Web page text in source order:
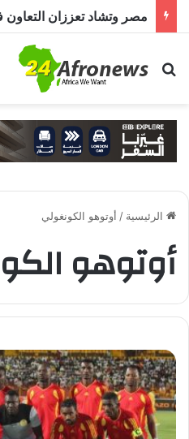
بحث عن
الرئيسية / أوتوهو الكونغولي
أوتوهو